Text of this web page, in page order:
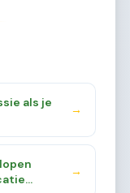
als je
→
→